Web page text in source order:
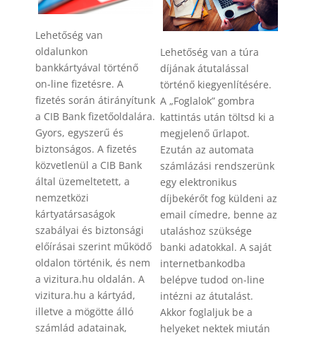
Lehetőség van
oldalunkon
bankkártyával történő
on-line fizetésre. A
fizetés során átirányítunk
a CIB Bank fizetőoldalára.
Gyors, egyszerű és
biztonságos. A fizetés
közvetlenül a CIB Bank
által üzemeltetett, a
nemzetközi
kártyatársaságok
szabályai és biztonsági
előírásai szerint működő
oldalon történik, és nem
a vizitura.hu oldalán. A
vizitura.hu a kártyád,
illetve a mögötte álló
számlád adatainak,
Lehetőség van a túra
díjának átutalással
történő kiegyenlítésére.
A „Foglalok” gombra
kattintás után töltsd ki a
megjelenő űrlapot.
Ezután az automata
számlázási rendszerünk
egy elektronikus
díjbekérőt fog küldeni az
email címedre, benne az
utaláshoz szüksége
banki adatokkal. A saját
internetbankodba
belépve tudod on-line
intézni az átutalást.
Akkor foglaljuk be a
helyeket nektek miután